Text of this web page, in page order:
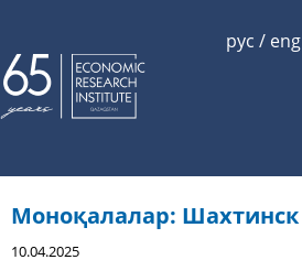
рус / eng
Моноқалалар: Шахтинск
10.04.2025